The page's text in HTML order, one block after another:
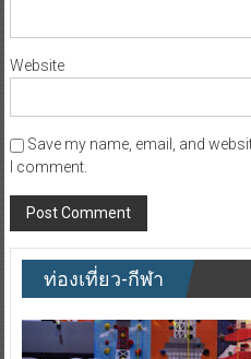
Website
Save my name, email, and
I comment.
ท่องเที่ยว-กีฬา